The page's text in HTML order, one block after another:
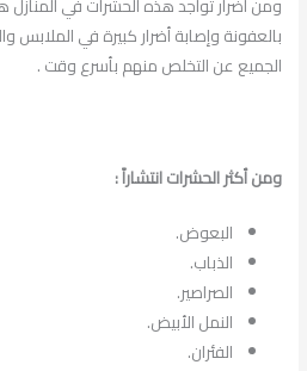
بالعفونة وإصابة أضرار كبيرة في الملابس
الجميع عن التخلص منهم بأسرع وقت .
ومن أكثر الحشرات انتشاراً :
البعوض.
الذباب.
الصراصير.
النمل الأبيض.
الفئران.